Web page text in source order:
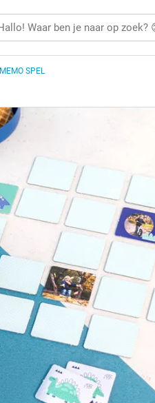
MEMO SPEL